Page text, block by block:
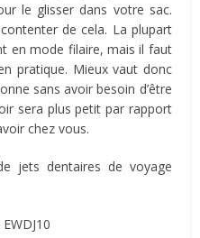
le glisser dans votre sac.
de cela. La plupart
en mode filaire, mais il faut
pratique. Mieux vaut donc
sans avoir besoin d’être
sera plus petit par rapport
chez vous.
jets dentaires de voyage